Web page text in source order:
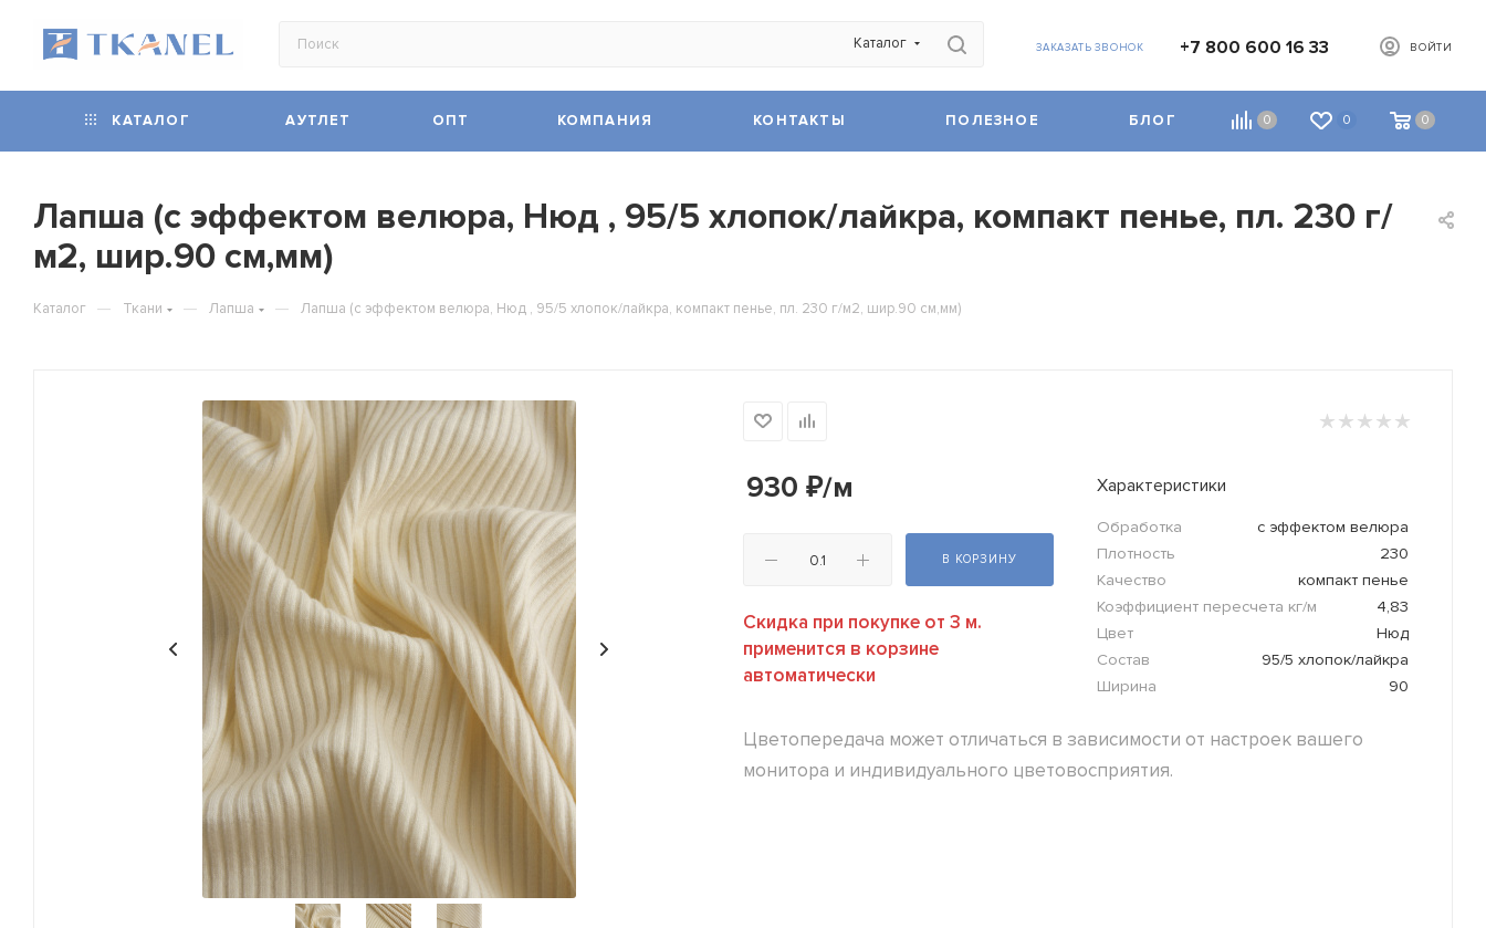
Каталог ЗАКАЗАТЬ ЗВОНОК +7 800 600 16 33 ВОЙТИ
0 0 0
КАТАЛОГ АУТЛЕТ ОПТ КОМПАНИЯ КОНТАКТЫ ПОЛЕЗНОЕ БЛОГ
Лапша (с эффектом велюра, Нюд , 95/5 хлопок/лайкра, компакт пенье, пл. 230 г/
м2, шир.90 см,мм)
Каталог — Ткани — Лапша — Лапша (с эффектом велюра, Нюд , 95/5 хлопок/лайкра, компакт пенье, пл. 230 г/м2, шир.90 см,мм)
930 ₽/м
В КОРЗИНУ
Скидка при покупке от 3 м.
применится в корзине
автоматически
Характеристики
Обработка
с эффектом велюра
Плотность
230
Качество
компакт пенье
Коэффициент пересчета кг/м
4,83
Цвет
Нюд
Состав
95/5 хлопок/лайкра
Ширина
90
Цветопередача может отличаться в зависимости от настроек вашего
монитора и индивидуального цветовосприятия.